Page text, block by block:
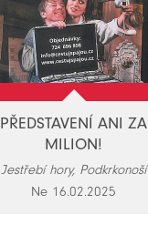
PŘEDSTAVENÍ ANI ZA
MILION!
Jestřebí hory, Podkrkonoší
Ne 16.02.2025